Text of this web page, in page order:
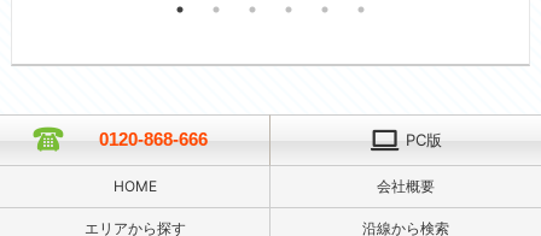
0120-868-666 PC版
HOME 会社概要
エリアから探す 沿線から検索